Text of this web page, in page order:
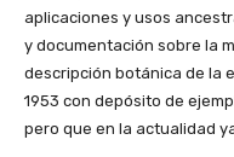
aplicaciones y usos
y documentación sobre la
descripción botánica de la
1953 con depósito de
pero que en la actualidad